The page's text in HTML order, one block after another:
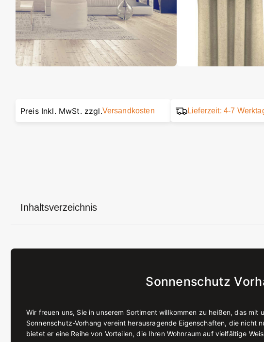
Preis Inkl. MwSt. zzgl.Versandkosten Lieferzeit: 4-7
Inhaltsverzeichnis
Sonnenschutz
Wir freuen uns, Sie in unserem Sortiment willkommen zu heißen, das
Sonnenschutz-Vorhang vereint herausragende Eigenschaften, die nicht
bietet er eine Reihe von Vorteilen, die Ihren Wohnraum auf vielfältige